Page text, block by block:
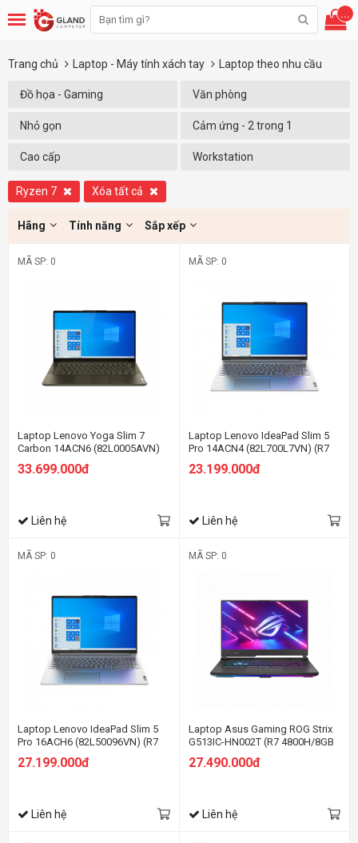
...
Trang chủ Laptop - Máy tính xách tay Laptop theo nhu cầu
Đồ họa - Gaming Văn phòng
Nhỏ gọn Cảm ứng - 2 trong 1
Cao cấp Workstation
Ryzen 7 Xóa tất cả
Hãng Tính năng Sắp xếp
MÃ SP: 0
Laptop Lenovo Yoga Slim 7
Carbon 14ACN6 (82L0005AVN)
SSD/14 2.8K/Win11/Xám)
33.699.000đ
Liên hệ
MÃ SP: 0
Laptop Lenovo IdeaPad Slim 5
Pro 14ACN4 (82L700L7VN) (R7
SSD/14 2.2K/Win11/Xám)
23.199.000đ
Liên hệ
MÃ SP: 0
Laptop Lenovo IdeaPad Slim 5
Pro 16ACH6 (82L50096VN) (R7
5800H/16GB RAM/512GB
SSD/16 WQXGA 120Hz/GTX
27.199.000đ
Liên hệ
MÃ SP: 0
Laptop Asus Gaming ROG Strix
G513IC-HN002T (R7 4800H/8GB
RAM/512GB SSD/15.6 FHD/RTX
3050 4GB/Win10/Xám)
27.490.000đ
Liên hệ